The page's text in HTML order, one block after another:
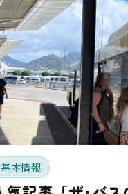
基本情報